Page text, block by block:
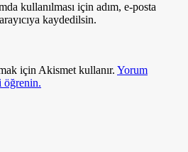
kullanılması için adım, e-posta
kaydedilsin.
için Akismet kullanır. Yorum
öğrenin.